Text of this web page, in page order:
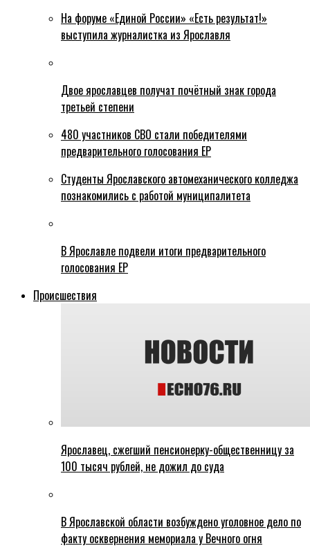
На форуме «Единой России» «Есть результат!»
выступила журналистка из Ярославля
Двое ярославцев получат почётный знак города
третьей степени
480 участников СВО стали победителями
предварительного голосования ЕР
Студенты Ярославского автомеханического колледжа
познакомились с работой муниципалитета
В Ярославле подвели итоги предварительного
голосования ЕР
Происшествия
Ярославец, сжегший пенсионерку-общественницу за
100 тысяч рублей, не дожил до суда
В Ярославской области возбуждено уголовное дело по
факту осквернения мемориала у Вечного огня